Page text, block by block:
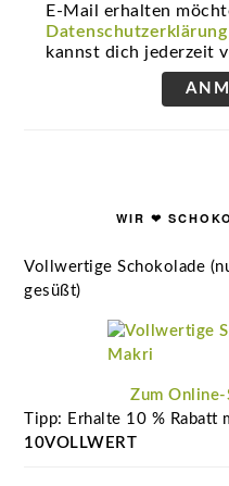
E-Mail erhalten
Datenschutzerklärung
kannst dich jederzeit
WIR ❤
Vollwertige Schokolade
gesüßt)
Zum
Tipp: Erhalte 10 %
10VOLLWERT